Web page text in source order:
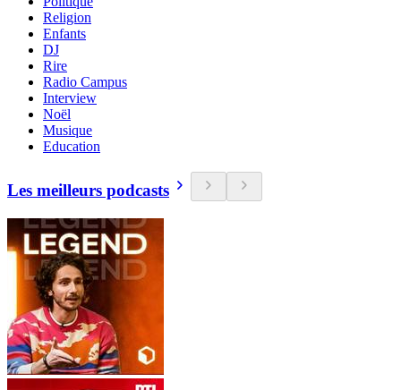
Religion
Enfants
DJ
Rire
Radio Campus
Interview
Noël
Musique
Education
Les meilleurs podcasts